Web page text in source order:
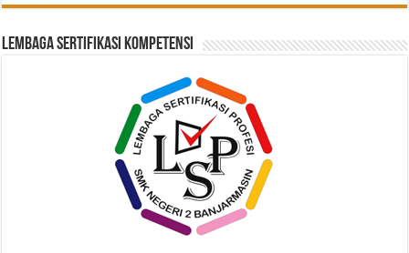
Lembaga Sertifikasi Kompetensi